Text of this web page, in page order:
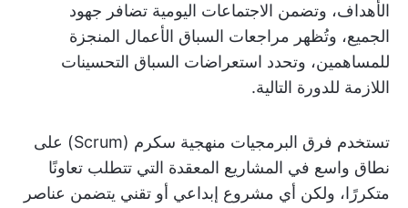
الأهداف، وتضمن الاجتماعات اليومية تضافر جهود
الجميع، وتُظهر مراجعات السباق الأعمال المنجزة
للمساهمين، وتحدد استعراضات السباق التحسينات
اللازمة للدورة التالية.
تستخدم فرق البرمجيات منهجية سكرم (Scrum) على
نطاق واسع في المشاريع المعقدة التي تتطلب تعاونًا
متكررًا، ولكن أي مشروع إبداعي أو تقني يتضمن عناصر